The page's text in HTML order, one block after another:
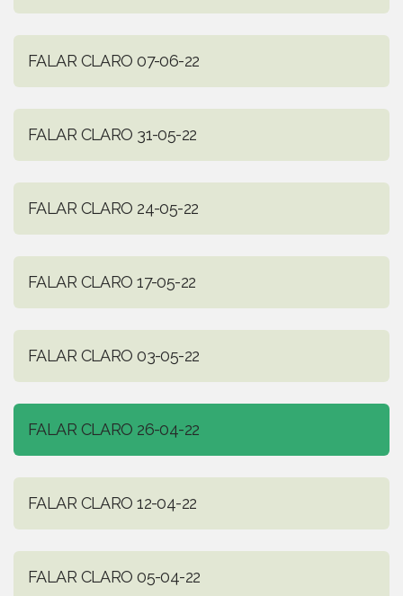
FALAR CLARO 07-06-22
FALAR CLARO 31-05-22
FALAR CLARO 24-05-22
FALAR CLARO 17-05-22
FALAR CLARO 03-05-22
FALAR CLARO 26-04-22
FALAR CLARO 12-04-22
FALAR CLARO 05-04-22